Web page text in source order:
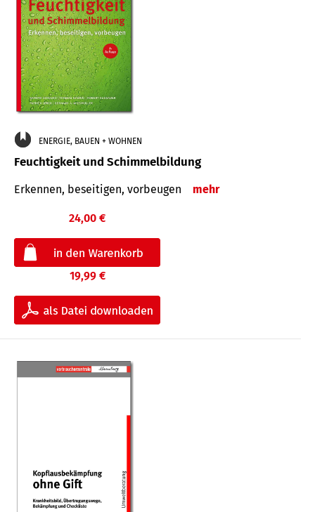
ENERGIE, BAUEN + WOHNEN
Feuchtigkeit und Schimmelbildung
Erkennen, beseitigen, vorbeugen mehr
24,00 €
19,99 €